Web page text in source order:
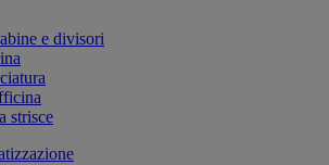
e divisori
strisce